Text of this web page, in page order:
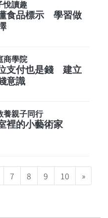
悅讀趣
食品標示 學習做
商學院
支付也是錢 建立
意識
養親子同行
裡的小藝術家
7 8 9 10 »Next